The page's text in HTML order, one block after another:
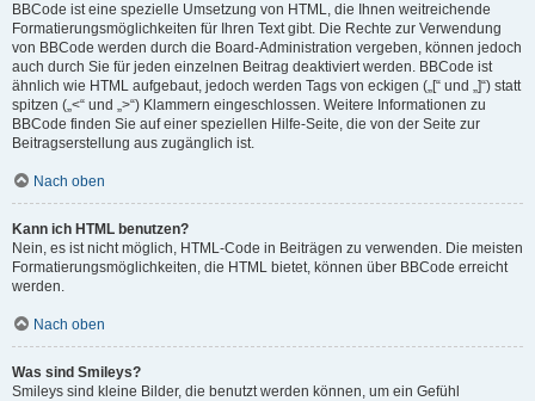
BBCode ist eine spezielle Umsetzung von HTML, die Ihnen weitreichende
Formatierungsmöglichkeiten für Ihren Text gibt. Die Rechte zur Verwendung
von BBCode werden durch die Board-Administration vergeben, können jedoch
auch durch Sie für jeden einzelnen Beitrag deaktiviert werden. BBCode ist
ähnlich wie HTML aufgebaut, jedoch werden Tags von eckigen („[“ und „]“) statt
spitzen („<“ und „>“) Klammern eingeschlossen. Weitere Informationen zu
BBCode finden Sie auf einer speziellen Hilfe-Seite, die von der Seite zur
Beitragserstellung aus zugänglich ist.
Nach oben
Kann ich HTML benutzen?
Nein, es ist nicht möglich, HTML-Code in Beiträgen zu verwenden. Die meisten
Formatierungsmöglichkeiten, die HTML bietet, können über BBCode erreicht
werden.
Nach oben
Was sind Smileys?
Smileys sind kleine Bilder, die benutzt werden können, um ein Gefühl